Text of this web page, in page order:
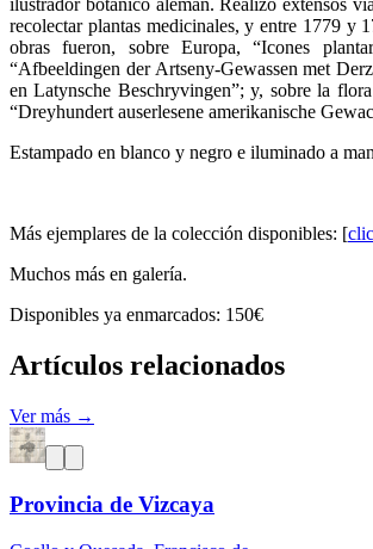
recolectar plantas medicinales, y entre 1779 y
obras fueron, sobre Europa, “Icones
“Afbeeldingen der Artseny-Gewassen met
en Latynsche Beschryvingen”; y, sobre la
“Dreyhundert auserlesene amerikanische
Estampado en blanco y negro e iluminado a
Más ejemplares de la colección disponibles: [
Muchos más en galería.
Disponibles ya enmarcados: 150€
Artículos relacionados
Ver más →
Provincia de Vizcaya